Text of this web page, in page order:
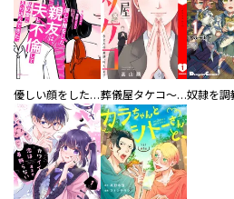
優しい顔をした親友は、夫と不倫して私の家に入り込んできた。 葬儀屋タケコ～あなたの最期、叶えます【電子単行本版】